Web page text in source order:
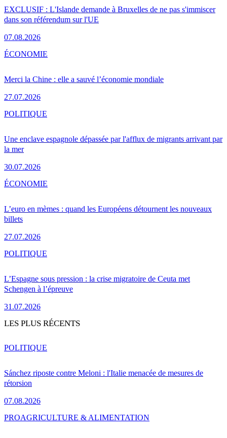
EXCLUSIF : L'Islande demande à Bruxelles de ne pas s'immiscer
dans son référendum sur l'UE
07.08.2026
Merci la Chine : elle a sauvé l’économie mondiale
27.07.2026
ÉCONOMIE
Une enclave espagnole dépassée par l'afflux de migrants arrivant par
la mer
30.07.2026
POLITIQUE
L’euro en mèmes : quand les Européens détournent les nouveaux
billets
27.07.2026
ÉCONOMIE
L’Espagne sous pression : la crise migratoire de Ceuta met
Schengen à l’épreuve
31.07.2026
POLITIQUE
LES PLUS RÉCENTS
Sánchez riposte contre Meloni : l'Italie menacée de mesures de
rétorsion
07.08.2026
POLITIQUE
PROAGRICULTURE & ALIMENTATION